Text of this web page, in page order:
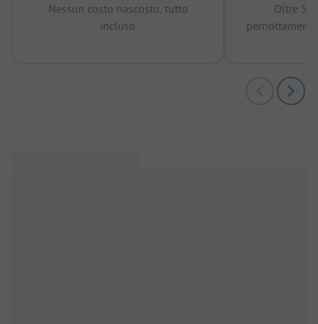
Nessun costo nascosto, tutto
incluso
Oltre